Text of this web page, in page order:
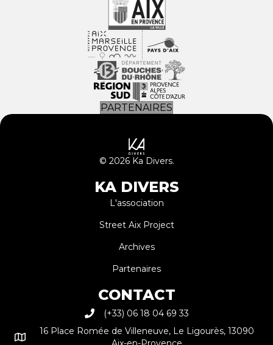
PARTENAIRES
© 2026 Ka Divers.
KA DIVERS
L'association
Street Aix Project
Archives
Partenaires
CONTACT
(+33) 06 18 04 69 33
16 Place Romée de Villeneuve, Le Ligourès, 13090